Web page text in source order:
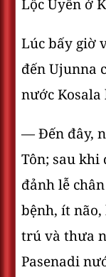
Lộc Uyển ở
Lúc bấy giờ
đến Ujunna
nước
— Ðến đây,
Tôn; sau khi
đảnh lễ
bệnh, ít
trú và thưa
Pasenadi